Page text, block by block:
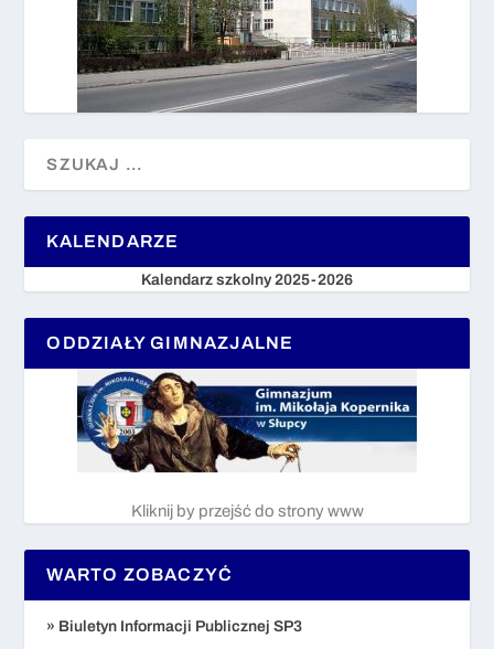
KALENDARZE
Kalendarz szkolny 2025-2026
ODDZIAŁY GIMNAZJALNE
Kliknij by przejść do strony www
WARTO ZOBACZYĆ
» Biuletyn Informacji Publicznej SP3